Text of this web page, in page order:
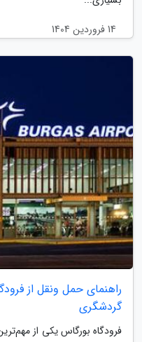
14 فروردین 1404
راهنمای حمل ونقل از
گردشگری
فرودگاه بورگاس یکی از